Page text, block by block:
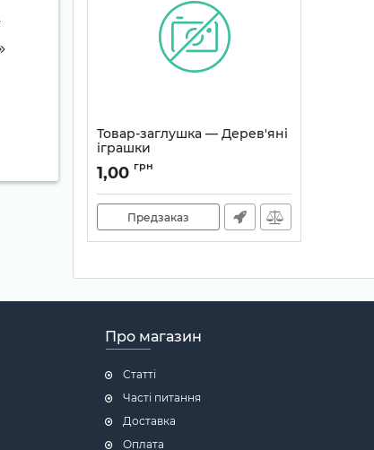
Товар-заглушка — Дерев'яні
іграшки
Артикул: TEMP-0005
1,00 грн
Предзаказ
Про магазин
Статті
Часті питання
Доставка
Оплата